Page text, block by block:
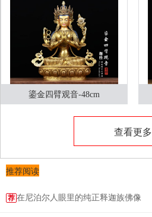
鎏金四臂观音-48cm
查看更多
推荐阅读
荐 在尼泊尔人眼里的纯正释迦族佛像